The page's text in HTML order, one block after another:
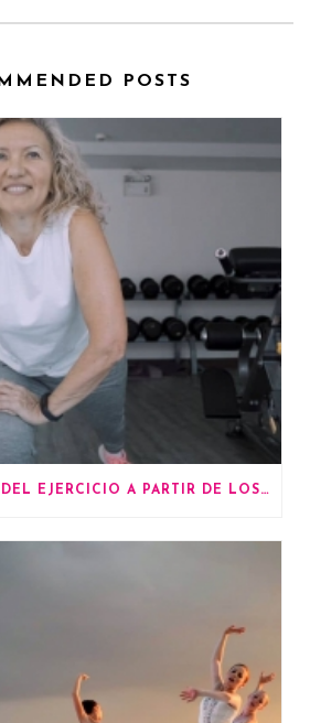
POSTS
LA IMPORTANCIA DEL EJERCICIO A PARTIR DE LOS 60 AÑOS